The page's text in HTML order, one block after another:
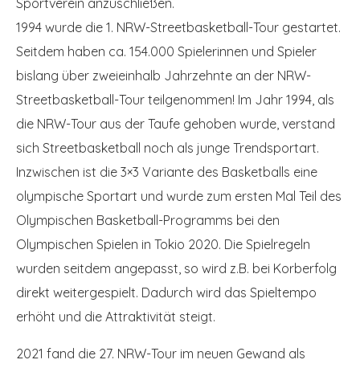
1994 wurde die 1. NRW-Streetbasketball-Tour gestartet.
Seitdem haben ca. 154.000 Spielerinnen und Spieler
bislang über zweieinhalb Jahrzehnte an der NRW-
Streetbasketball-Tour teilgenommen! Im Jahr 1994, als
die NRW-Tour aus der Taufe gehoben wurde, verstand
sich Streetbasketball noch als junge Trendsportart.
Inzwischen ist die 3×3 Variante des Basketballs eine
olympische Sportart und wurde zum ersten Mal Teil des
Olympischen Basketball-Programms bei den
Olympischen Spielen in Tokio 2020. Die Spielregeln
wurden seitdem angepasst, so wird z.B. bei Korberfolg
direkt weitergespielt. Dadurch wird das Spieltempo
erhöht und die Attraktivität steigt.
2021 fand die 27. NRW-Tour im neuen Gewand als